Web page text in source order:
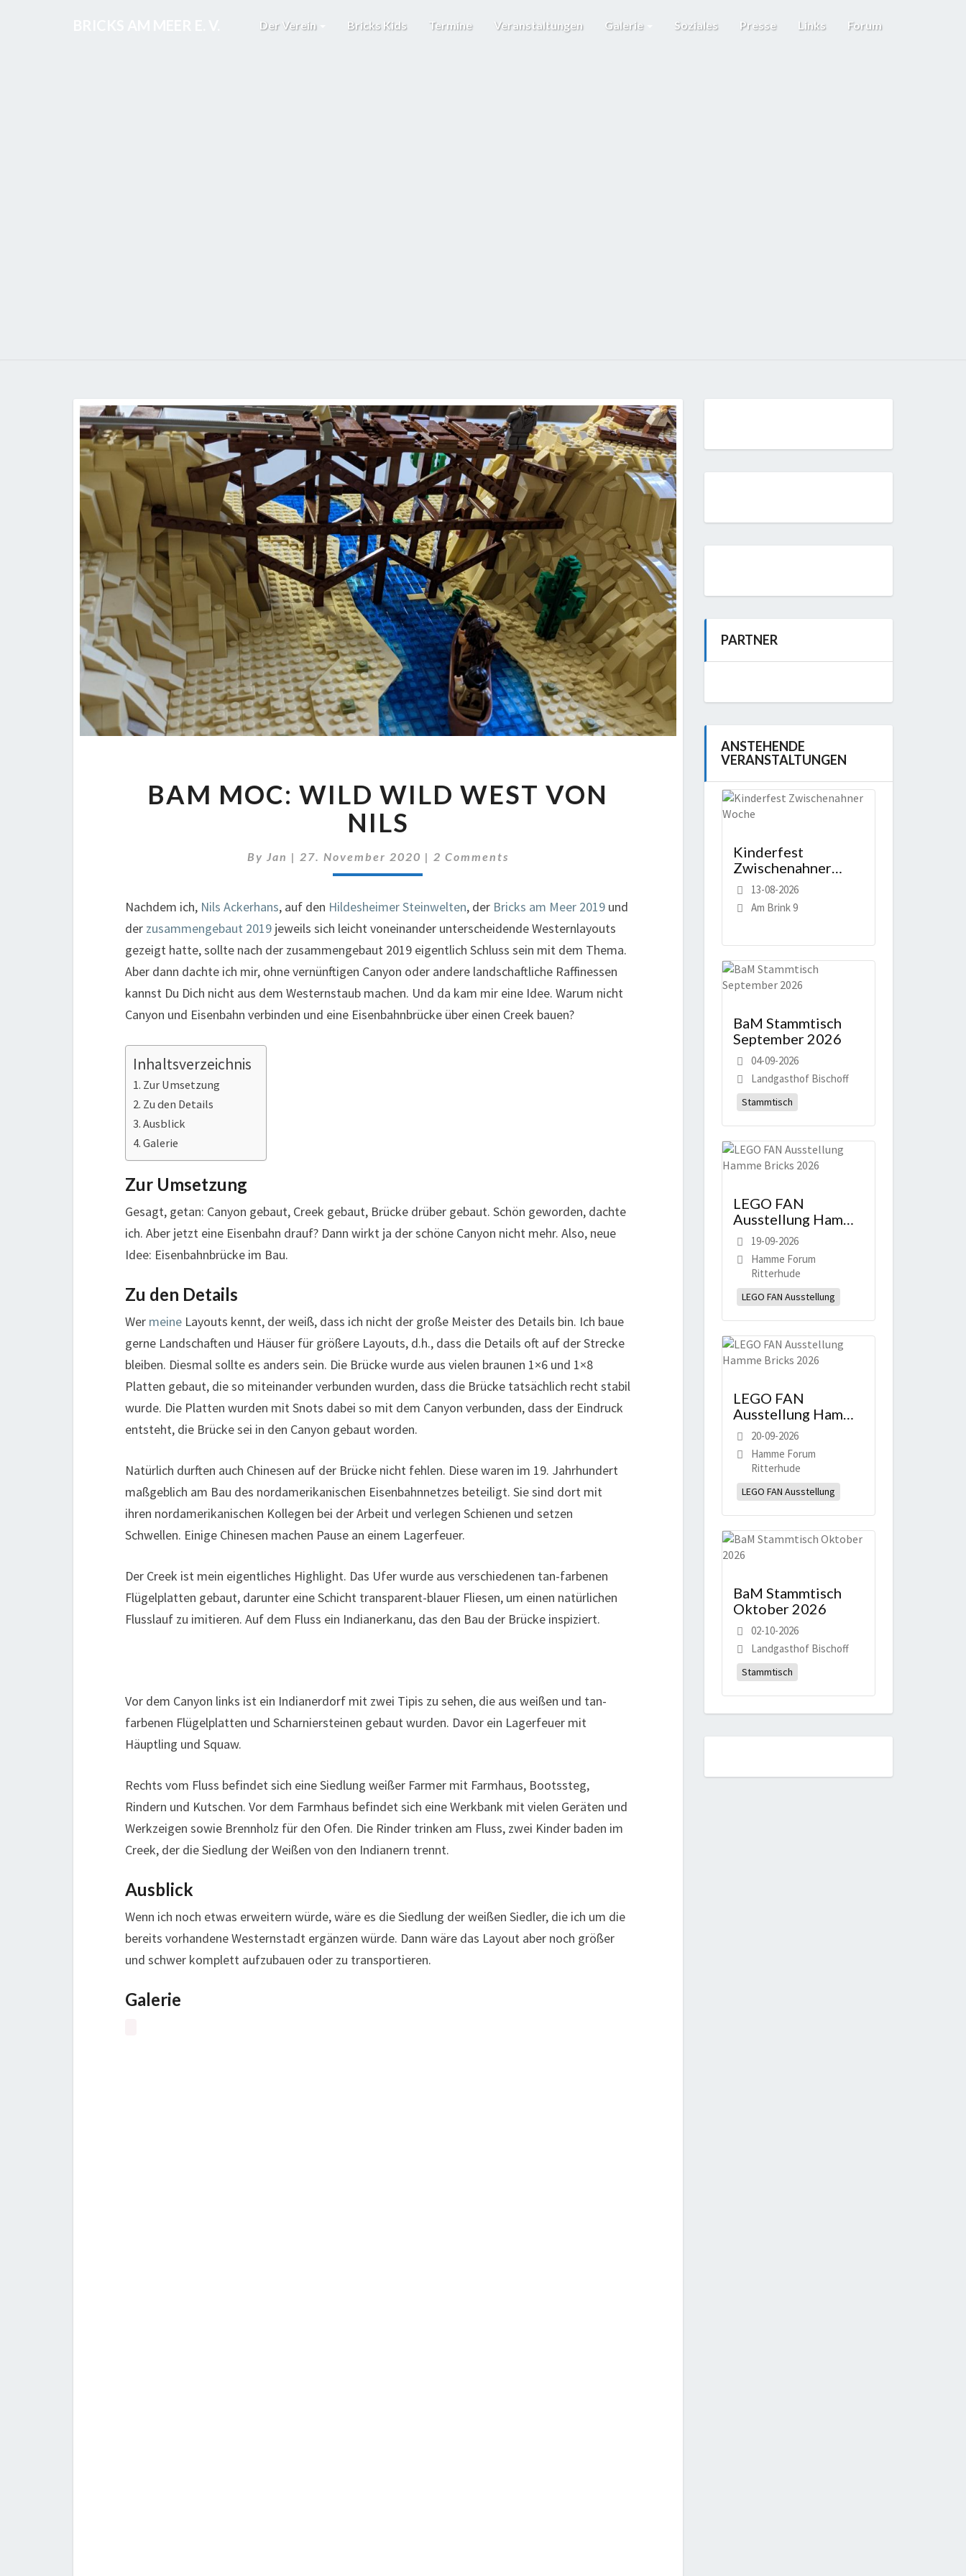
Der Verein Bricks Kids Termine Veranstaltungen Galerie Soziales Presse Links Forum
MOC:
WILD
WILD
VON
BAM MOC: WILD WILD WEST VON
NILS
By Jan | 27. November 2020 | Comments
2 Comments
Nachdem ich, Nils Ackerhans, auf den Hildesheimer Steinwelten, der Bricks am Meer 2019 und
der zusammengebaut 2019 jeweils sich leicht voneinander unterscheidende Westernlayouts
gezeigt hatte, sollte nach der zusammengebaut 2019 eigentlich Schluss sein mit dem Thema.
Aber dann dachte ich mir, ohne vernünftigen Canyon oder andere landschaftliche Raffinessen
kannst Du Dich nicht aus dem Westernstaub machen. Und da kam mir eine Idee. Warum nicht
Canyon und Eisenbahn verbinden und eine Eisenbahnbrücke über einen Creek bauen?
Inhaltsverzeichnis
Zur Umsetzung
Zu den Details
Ausblick
Galerie
Zur Umsetzung
Gesagt, getan: Canyon gebaut, Creek gebaut, Brücke drüber gebaut. Schön geworden, dachte
ich. Aber jetzt eine Eisenbahn drauf? Dann wirkt ja der schöne Canyon nicht mehr. Also, neue
Idee: Eisenbahnbrücke im Bau.
Zu den Details
Wer meine Layouts kennt, der weiß, dass ich nicht der große Meister des Details bin. Ich baue
gerne Landschaften und Häuser für größere Layouts, d.h., dass die Details oft auf der Strecke
bleiben. Diesmal sollte es anders sein. Die Brücke wurde aus vielen braunen 1×6 und 1×8
Platten gebaut, die so miteinander verbunden wurden, dass die Brücke tatsächlich recht stabil
wurde. Die Platten wurden mit Snots dabei so mit dem Canyon verbunden, dass der Eindruck
entsteht, die Brücke sei in den Canyon gebaut worden.
Natürlich durften auch Chinesen auf der Brücke nicht fehlen. Diese waren im 19. Jahrhundert
maßgeblich am Bau des nordamerikanischen Eisenbahnnetzes beteiligt. Sie sind dort mit
ihren nordamerikanischen Kollegen bei der Arbeit und verlegen Schienen und setzen
Schwellen. Einige Chinesen machen Pause an einem Lagerfeuer.
Der Creek ist mein eigentliches Highlight. Das Ufer wurde aus verschiedenen tan-farbenen
Flügelplatten gebaut, darunter eine Schicht transparent-blauer Fliesen, um einen natürlichen
Flusslauf zu imitieren. Auf dem Fluss ein Indianerkanu, das den Bau der Brücke inspiziert.
Vor dem Canyon links ist ein Indianerdorf mit zwei Tipis zu sehen, die aus weißen und tan-
farbenen Flügelplatten und Scharniersteinen gebaut wurden. Davor ein Lagerfeuer mit
Häuptling und Squaw.
Rechts vom Fluss befindet sich eine Siedlung weißer Farmer mit Farmhaus, Bootssteg,
Rindern und Kutschen. Vor dem Farmhaus befindet sich eine Werkbank mit vielen Geräten und
Werkzeigen sowie Brennholz für den Ofen. Die Rinder trinken am Fluss, zwei Kinder baden im
Creek, der die Siedlung der Weißen von den Indianern trennt.
Ausblick
Wenn ich noch etwas erweitern würde, wäre es die Siedlung der weißen Siedler, die ich um die
bereits vorhandene Westernstadt ergänzen würde. Dann wäre das Layout aber noch größer
und schwer komplett aufzubauen oder zu transportieren.
Galerie
PARTNER
ANSTEHENDE
VERANSTALTUNGEN
Kinderfest
Zwischenahner
Woche
13-08-2026
Am Brink 9
BaM Stammtisch
September 2026
04-09-2026
Landgasthof Bischoff
Stammtisch
LEGO FAN
Ausstellung Hamme
Bricks 2026
19-09-2026
Hamme Forum
Ritterhude
LEGO FAN Ausstellung
LEGO FAN
Ausstellung Hamme
Bricks 2026
20-09-2026
Hamme Forum
Ritterhude
LEGO FAN Ausstellung
BaM Stammtisch
Oktober 2026
02-10-2026
Landgasthof Bischoff
Stammtisch